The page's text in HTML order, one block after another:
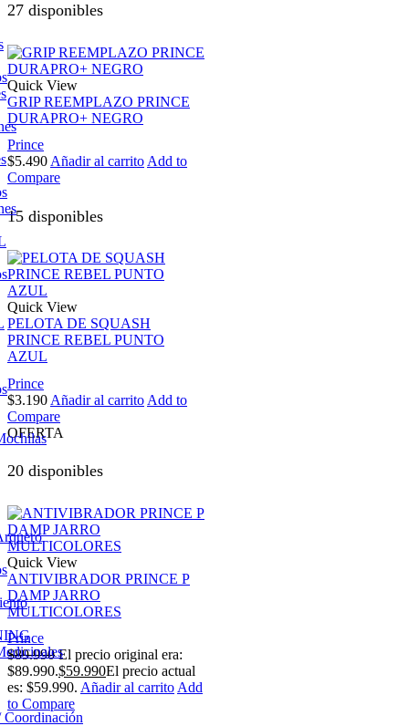
27 disponibles
Quick View
GRIP REEMPLAZO PRINCE
DURAPRO+ NEGRO
Prince
$5.490 Añadir al carrito Add to
Compare
15 disponibles
Quick View
PELOTA DE SQUASH
PRINCE REBEL PUNTO
AZUL
Prince
$3.190 Añadir al carrito Add to
Compare
OFERTA
20 disponibles
Quick View
ANTIVIBRADOR PRINCE P
DAMP JARRO
MULTICOLORES
Prince
$89.990 El precio original era:
$89.990.$59.990El precio actual
es: $59.990. Añadir al carrito Add
to Compare